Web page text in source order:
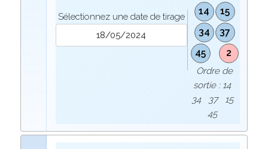
Sélectionnez une date de tirage 14
15
34
37
45
2
Ordre de
sortie : 14
34 37 15
45